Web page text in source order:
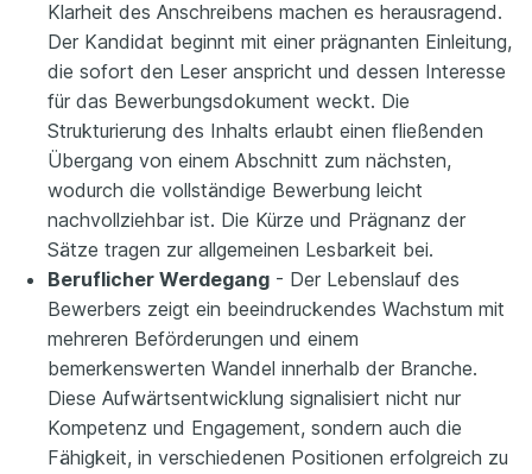
Klarheit des Anschreibens machen es herausragend.
Der Kandidat beginnt mit einer prägnanten Einleitung,
die sofort den Leser anspricht und dessen Interesse
für das Bewerbungsdokument weckt. Die
Strukturierung des Inhalts erlaubt einen fließenden
Übergang von einem Abschnitt zum nächsten,
wodurch die vollständige Bewerbung leicht
nachvollziehbar ist. Die Kürze und Prägnanz der
Sätze tragen zur allgemeinen Lesbarkeit bei.
Beruflicher Werdegang - Der Lebenslauf des
Bewerbers zeigt ein beeindruckendes Wachstum mit
mehreren Beförderungen und einem
bemerkenswerten Wandel innerhalb der Branche.
Diese Aufwärtsentwicklung signalisiert nicht nur
Kompetenz und Engagement, sondern auch die
Fähigkeit, in verschiedenen Positionen erfolgreich zu